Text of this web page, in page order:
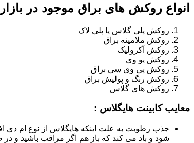
انواع روکش های براق موجود در بازار
روکش پلی گلاس یا پلی لاک
روکش ملامینه براق
روکش آکرولیک
روکش یو وی
روکش پی وی سی براق
روکش رنگ و پولیش براق
روکش های گلاس
معایب کابینت هایگلاس :
جذب رطوبت به علت اینکه هایگلاس از نوع ام
شود و باد می کند که باز هم اگر مراقب باشید و